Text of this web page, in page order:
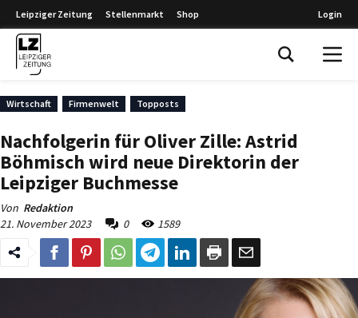
Leipziger Zeitung Stellenmarkt Shop Login
Wirtschaft Firmenwelt Topposts
Nachfolgerin für Oliver Zille: Astrid
Böhmisch wird neue Direktorin der
Leipziger Buchmesse
Von Redaktion
21. November 2023
0 1589